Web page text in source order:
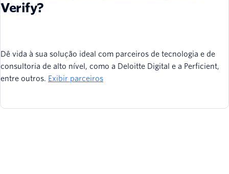
Verify?
Dê vida à sua solução ideal com parceiros de tecnologia e de
consultoria de alto nível, como a Deloitte Digital e a Perficient,
entre outros. Exibir parceiros